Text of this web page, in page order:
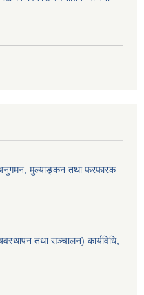
मुल्याङ्कन तथा फरफारक
तथा सञ्चालन) कार्यविधि,